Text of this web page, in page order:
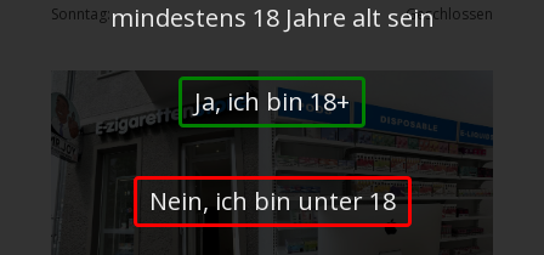
Sonntag:
Geschlossen
mindestens 18 Jahre alt sein
Ja, ich bin 18+
Nein, ich bin unter 18